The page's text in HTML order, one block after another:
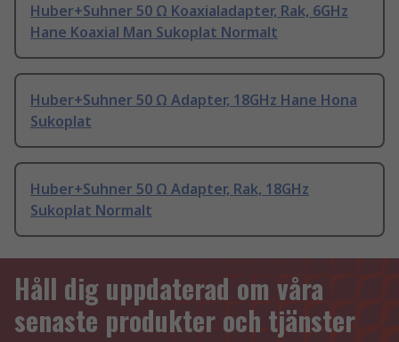
Huber+Suhner 50 Ω Koaxialadapter, Rak, 6GHz
Hane Koaxial Man Sukoplat Normalt
Huber+Suhner 50 Ω Adapter, 18GHz Hane Hona
Sukoplat
Huber+Suhner 50 Ω Adapter, Rak, 18GHz
Sukoplat Normalt
Håll dig uppdaterad om våra
senaste produkter och tjänster